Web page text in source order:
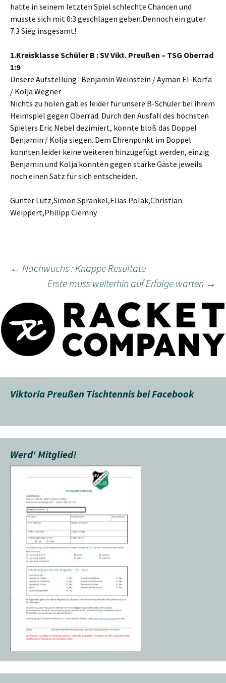
hatte in seinem letzten Spiel schlechte Chancen und
musste sich mit 0:3 geschlagen geben.Dennoch ein guter
7:3 Sieg insgesamt!
1.Kreisklasse Schüler B : SV Vikt. Preußen – TSG Oberrad
1:9
Unsere Aufstellung : Benjamin Weinstein / Ayman El-Korfa
/ Kolja Wegner
Nichts zu holen gab es leider für unsere B-Schüler bei ihrem
Heimspiel gegen Oberrad. Durch den Ausfall des höchsten
Spielers Eric Nebel dezimiert, konnte bloß das Doppel
Benjamin / Kolja siegen. Dem Ehrenpunkt im Doppel
konnten leider keine weiteren hinzugefügt werden, einzig
Benjamin und Kolja konnten gegen starke Gäste jeweils
noch einen Satz für sich entscheiden.
Günter Lutz,Simon Sprankel,Elias Polak,Christian
Weippert,Philipp Ciemny
Beitragsnavigation
← Nachwuchs : Knappe Resultate
Erste muss weiterhin auf Erfolge warten →
Viktoria Preußen Tischtennis bei Facebook
Werd‘ Mitglied!